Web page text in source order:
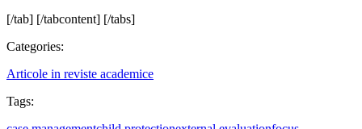
[/tab] [/tabcontent] [/tabs]
Categories:
Articole in reviste academice
Tags: